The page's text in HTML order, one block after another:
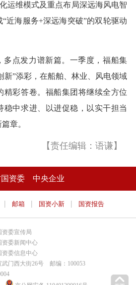
运维模式及重点布局深远海风电智
近海服务+深远海突破”的双轮驱动
多点发力谱新篇。一季度，福船集
新”添彩，在船舶、林业、风电领域
精彩答卷。福船集团将继续全方位
稳中求进、以进促稳，以实干担当
章。
【责任编辑：语谦】
资委 中央企业
| 邮箱 | 国资小新 | 国资报告
资委宣传局
资委新闻中心
资委信息中心
武门西大街26号 邮编：100053